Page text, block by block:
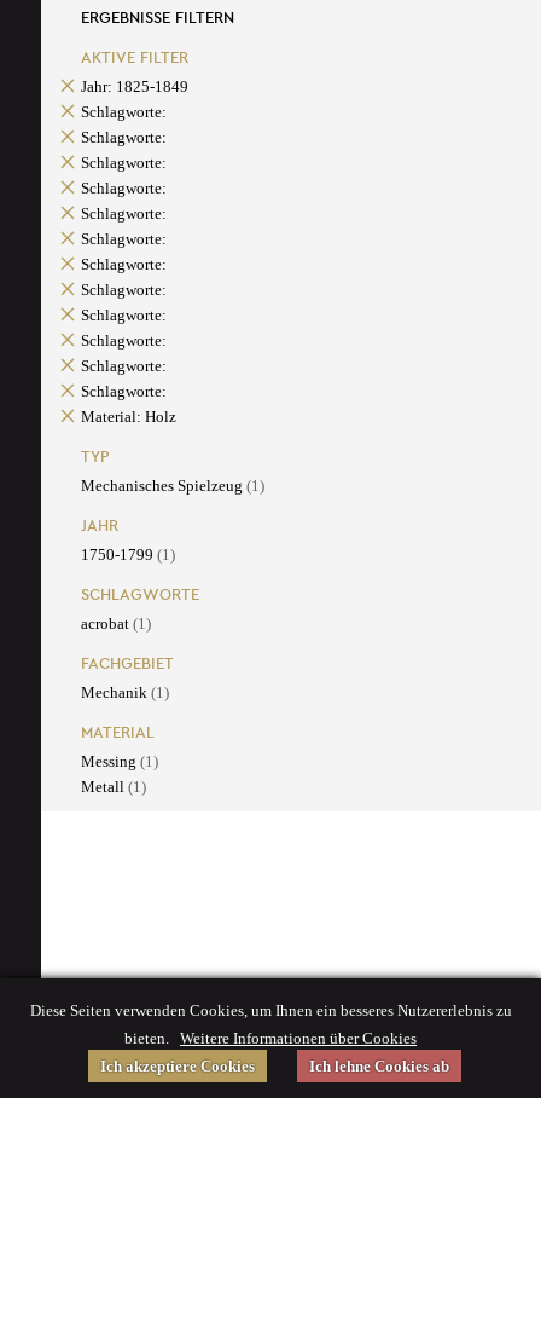
ERGEBNISSE FILTERN
AKTIVE FILTER
Jahr: 1825-1849
Schlagworte:
Schlagworte:
Schlagworte:
Schlagworte:
Schlagworte:
Schlagworte:
Schlagworte:
Schlagworte:
Schlagworte:
Schlagworte:
Schlagworte:
Schlagworte:
Material: Holz
TYP
Mechanisches Spielzeug (1)
JAHR
1750-1799 (1)
SCHLAGWORTE
acrobat (1)
FACHGEBIET
Mechanik (1)
MATERIAL
Messing (1)
Metall (1)
Diese Seiten verwenden Cookies, um Ihnen ein besseres Nutzererlebnis zu
bieten. Weitere Informationen über Cookies
Ich akzeptiere Cookies
Ich lehne Cookies ab